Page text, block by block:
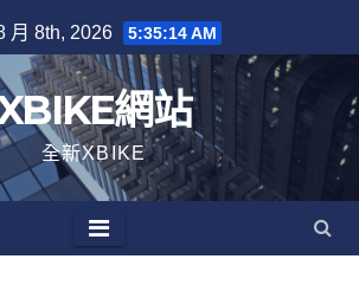
月 8th, 2026 5:35:14 AM
網站
全新XBIKE